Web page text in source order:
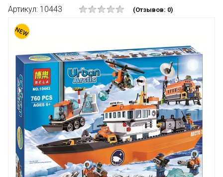
Артикул: 10443 (Отзывов: 0)